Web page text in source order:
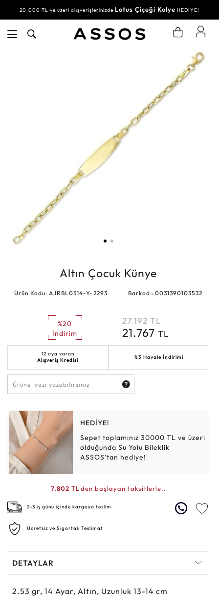
20.000 TL ve üzeri alışverişlerinizde Lotus Çiçeği Kolye HEDİYE!
Altın Çocuk Künye
Ürün Kodu: AJRBL0314-Y-2293 Barkod : 0031390103532
%20
İndirim
27.192 TL
21.767TL
12 aya varan
Alışveriş Kredisi
%3 Havale İndirimi
HEDİYE!
Sepet toplamınız 30000 TL ve üzeri
olduğunda Su Yolu Bileklik
ASSOS'tan hediye!
7.802 TL'den başlayan taksitlerle..
2-3 iş günü içinde kargoya teslim
Ücretsiz ve Sigortalı Teslimat
DETAYLAR
2.53 gr, 14 Ayar, Altın, Uzunluk 13-14 cm